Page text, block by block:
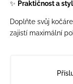
✨ Praktičnost a
Doplňte svůj
zajistí maximální